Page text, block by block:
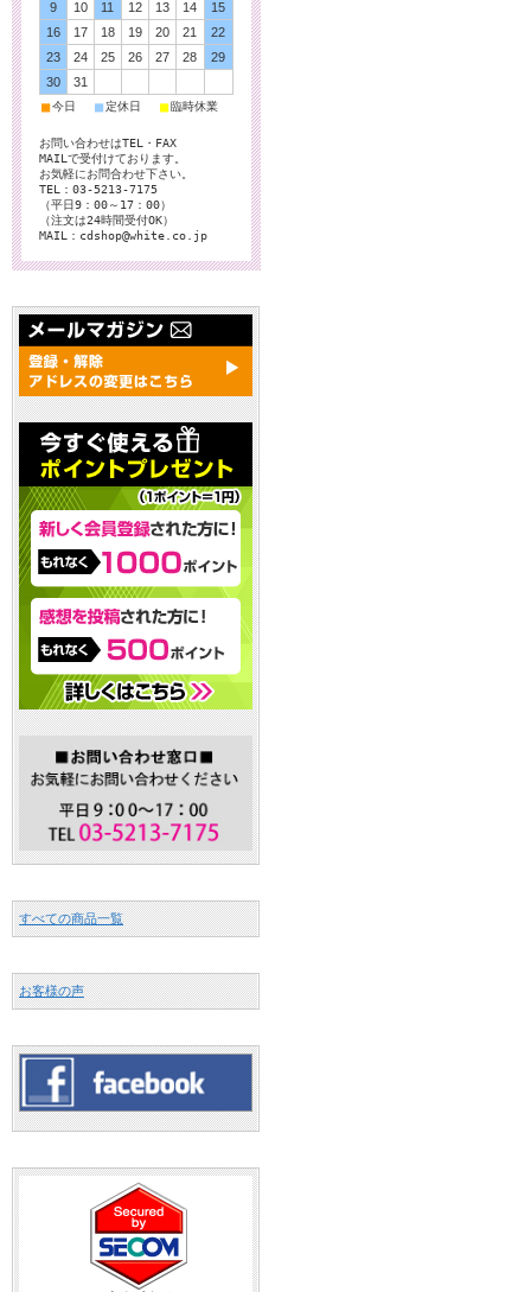
9 10 11 12 13 14
15
16
17 18 19 20 21
22
23
24 25 26 27 28
29
30
31
■今日 ■ 定休日 ■臨時休業
お問い合わせはTEL・FAX
MAILで受付けております。
お気軽にお問合わせ下さい。
TEL：03-5213-7175
（平日9：00～17：00）
（注文は24時間受付OK）
MAIL：cdshop@white.co.jp
すべての商品一覧
お客様の声